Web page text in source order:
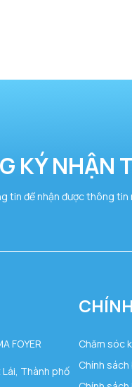
KÝ NHẬN
tin để nhận được thông
FOYER
Thành phố
Chăm sóc
Chính